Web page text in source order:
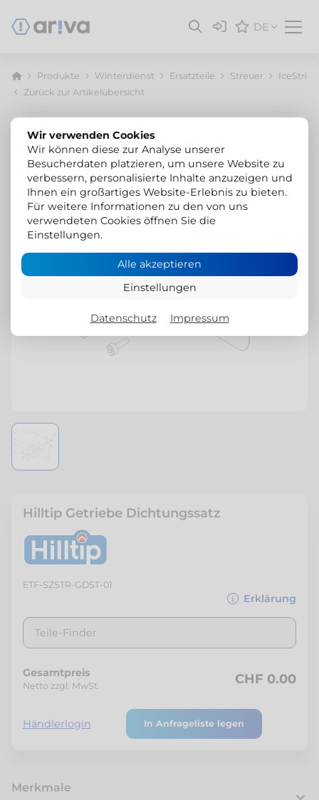
DE
Produkte Winterdienst Ersatzteile Streuer
Zurück zur Artikelübersicht
Hilltip Getriebe Dichtungssatz
ETF-SZSTR-GDST-01
Erklärung
Teile-Finder
Gesamtpreis
Netto zzgl. MwSt. CHF 0.00
Händlerlogin In Anfrageliste legen
Merkmale
Wir verwenden Cookies
Wir können diese zur Analyse unserer
Besucherdaten platzieren, um unsere Website zu
verbessern, personalisierte Inhalte anzuzeigen und
Ihnen ein großartiges Website-Erlebnis zu bieten.
Für weitere Informationen zu den von uns
verwendeten Cookies öffnen Sie die
Einstellungen.
Alle akzeptieren
Einstellungen
Datenschutz Impressum